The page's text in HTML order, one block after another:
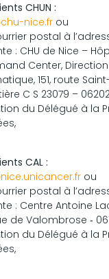
CHUN :
nice.frou
postal à
: CHU de Nice –
Center,
151, route
C S 23079 –
du Délégué à la
CAL :
ou
postal à
: Centre Antoine
de Valombrose ‐
du Délégué à la